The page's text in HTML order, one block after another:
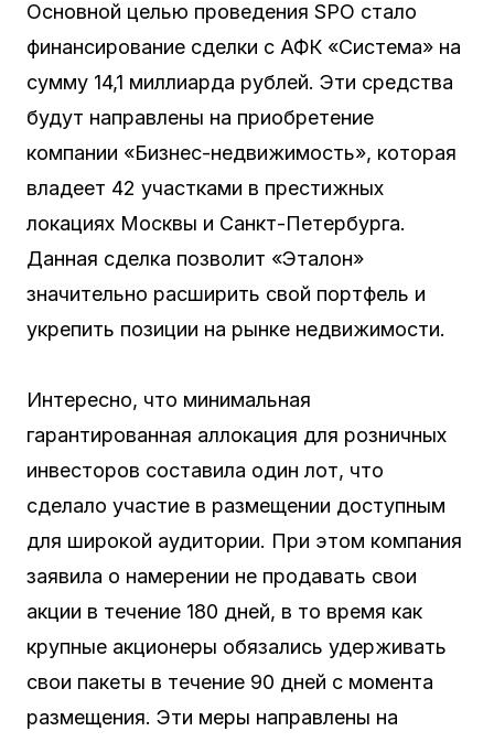
Основной целью проведения SPO стало
финансирование сделки с АФК «Система» на
сумму 14,1 миллиарда рублей. Эти средства
будут направлены на приобретение
компании «Бизнес-недвижимость», которая
владеет 42 участками в престижных
локациях Москвы и Санкт-Петербурга.
Данная сделка позволит «Эталон»
значительно расширить свой портфель и
укрепить позиции на рынке недвижимости.
Интересно, что минимальная
гарантированная аллокация для розничных
инвесторов составила один лот, что
сделало участие в размещении доступным
для широкой аудитории. При этом компания
заявила о намерении не продавать свои
акции в течение 180 дней, в то время как
крупные акционеры обязались удерживать
свои пакеты в течение 90 дней с момента
размещения. Эти меры направлены на